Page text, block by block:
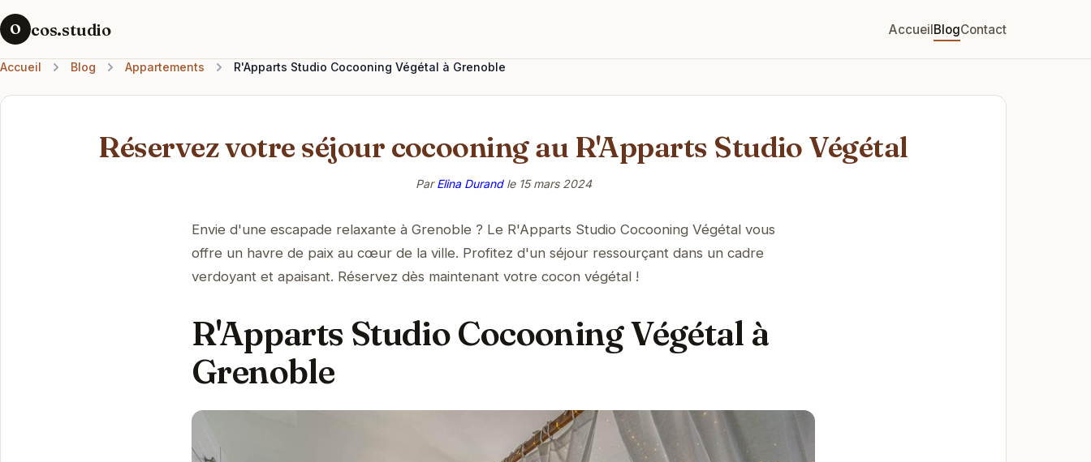
O cos.studio AccueilBlogContact
Accueil Blog Appartements R'Apparts Studio Cocooning Végétal à Grenoble
Réservez votre séjour cocooning au R'Apparts Studio Végétal
ParElina Durandle 15 mars 2024
Envie d'une escapade relaxante à Grenoble ? Le R'Apparts Studio Cocooning Végétal vous
offre un havre de paix au cœur de la ville. Profitez d'un séjour ressourçant dans un cadre
verdoyant et apaisant. Réservez dès maintenant votre cocon végétal !
R'Apparts Studio Cocooning Végétal à
Grenoble